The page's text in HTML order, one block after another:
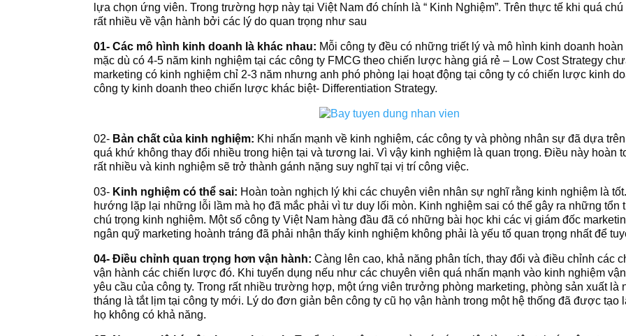
lựa chọn ứng viên. Trong trường hợp này tại Việt Nam đó chính là “ Kinh Nghiệm”. Trên thực tế khi quá
rất nhiều về vận hành bởi các lý do quan trọng như sau
01-Các mô hình kinh doanh là khác nhau: Mỗi công ty đều có những triết lý và mô hình kinh doanh
mặc dù có 4-5 năm kinh nghiệm tại các công ty FMCG theo chiến lược hàng giá rẻ – Low Cost Strategy
marketing có kinh nghiệm chỉ 2-3 năm nhưng anh phó phòng lại hoạt động tại công ty có chiến lược kinh
công ty kinh doanh theo chiến lược khác biệt- Differentiation Strategy.
02- Bản chất của kinh nghiệm: Khi nhấn mạnh về kinh nghiệm, các công ty và phòng nhân sự đã dựa
quá khứ không thay đổi nhiều trong hiện tại và tương lai. Vì vậy kinh nghiệm là quan trọng. Điều này hoàn
rất nhiều và kinh nghiệm sẽ trở thành gánh nặng suy nghĩ tại vị trí công việc.
03- Kinh nghiệm có thể sai: Hoàn toàn nghịch lý khi các chuyên viên nhân sự nghĩ rằng kinh nghiệm là
hướng lặp lại những lỗi lầm mà họ đã mắc phải vì tư duy lối mòn. Kinh nghiệm sai có thể gây ra những
chú trọng kinh nghiệm. Một số công ty Việt Nam hàng đầu đã có những bài học khi các vị giám đốc
ngân quỹ marketing hoành tráng đã phải nhận thấy kinh nghiệm không phải là yếu tố quan trọng nhất để
04-Điều chỉnh quan trọng hơn vận hành:Càng lên cao, khả năng phân tích, thay đổi và điều chỉnh các
vận hành các chiến lược đó. Khi tuyển dụng nếu như các chuyên viên quá nhấn mạnh vào kinh nghiệm
yêu cầu của công ty. Trong rất nhiều trường hợp, một ứng viên trưởng phòng marketing, phòng sản xuất
tháng là tắt lịm tại công ty mới. Lý do đơn giản bên công ty cũ họ vận hành trong một hệ thống đã được
họ không có khả năng.